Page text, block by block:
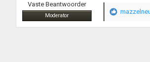
n
Vaste Beantwoorder
Moderator
W